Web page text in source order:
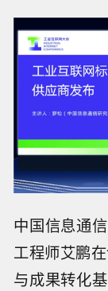
中国信息通
工程师艾鹏
与成果转化